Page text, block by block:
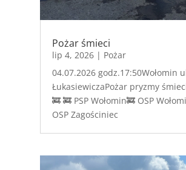
Pożar śmieci
lip 4, 2026 | Pożar
04.07.2026 godz.17:50Wołomin
ŁukasiewiczaPożar pryzmy
🚒 🚒 PSP Wołomin🚒 OSP
OSP Zagościniec